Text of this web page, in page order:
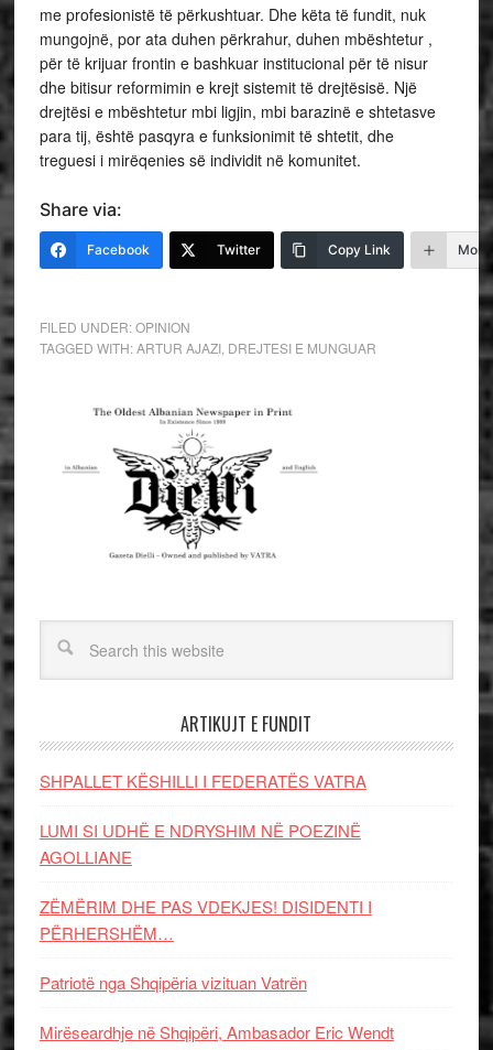
me profesionistë të përkushtuar. Dhe këta të fundit, nuk
mungojnë, por ata duhen përkrahur, duhen mbështetur ,
për të krijuar frontin e bashkuar institucional për të nisur
dhe bitisur reformimin e krejt sistemit të drejtësisë. Një
drejtësi e mbështetur mbi ligjin, mbi barazinë e shtetasve
para tij, është pasqyra e funksionimit të shtetit, dhe
treguesi i mirëqenies së individit në komunitet.
Share via:
Facebook Twitter Copy Link More
FILED UNDER:OPINION
TAGGED WITH:ARTUR AJAZI, DREJTESI E MUNGUAR
ARTIKUJT E FUNDIT
SHPALLET KËSHILLI I FEDERATËS VATRA
LUMI SI UDHË E NDRYSHIM NË POEZINË
AGOLLIANE
ZËMËRIM DHE PAS VDEKJES! DISIDENTI I
PËRHERSHËM…
Patriotë nga Shqipëria vizituan Vatrën
Mirëseardhje në Shqipëri, Ambasador Eric Wendt